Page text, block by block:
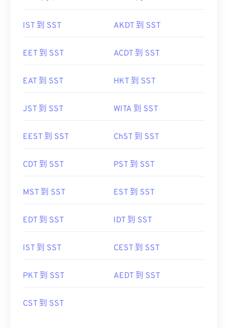
IST 到 SST AKDT 到 SST
EET 到 SST ACDT 到 SST
EAT 到 SST HKT 到 SST
JST 到 SST WITA 到 SST
EEST 到 SST ChST 到 SST
CDT 到 SST PST 到 SST
MST 到 SST EST 到 SST
EDT 到 SST IDT 到 SST
IST 到 SST CEST 到 SST
PKT 到 SST AEDT 到 SST
CST 到 SST